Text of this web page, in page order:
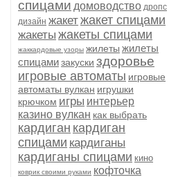
спицами домоводство дропс
дизайн жакетжакет спицами
жакеты жакеты спицами
жаккардовые узоры жилеты жилеты
спицамизакуски здоровье
игровые автоматы игровые
автоматы вулкан игрушки
крючком игры интерьер
казино вулкан как выбрать
кардиган кардиган
спицами кардиганы
кардиганы спицами кино
коврик своими руками кофточка